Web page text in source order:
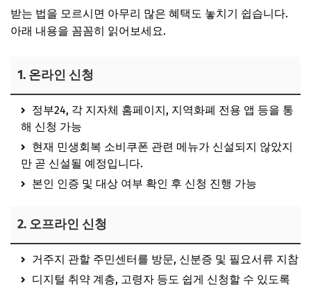
받는 법을 모르시면 아무리 많은 혜택도 놓치기 쉽습니다.
아래 내용을 꼼꼼히 읽어보세요.
1. 온라인 신청
정부24, 각 지자체 홈페이지, 지역화폐 전용 앱 등을 통
해 신청 가능
현재 민생회복 소비쿠폰 관련 메뉴가 신설되지 않았지
만 곧 신설될 예정입니다.
본인 인증 및 대상 여부 확인 후 신청 진행 가능
2. 오프라인 신청
거주지 관할 주민센터를 방문, 신분증 및 필요서류 지참
디지털 취약 계층, 고령자 등도 쉽게 신청할 수 있도록